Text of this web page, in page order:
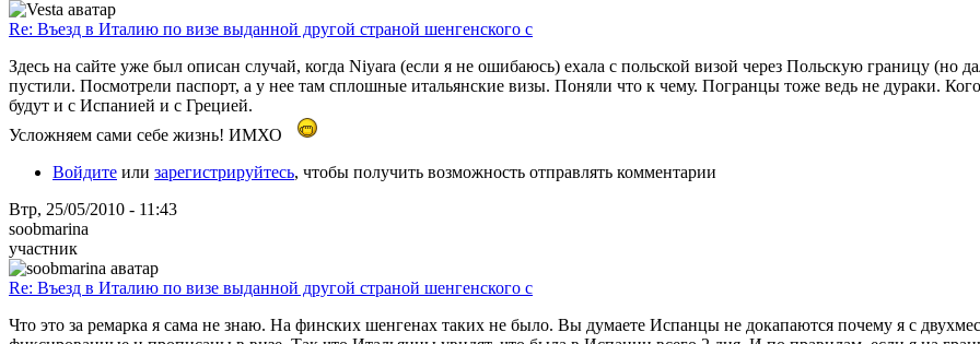
Re: Въезд в Италию по визе выданной другой страной шенгенского с
Здесь на сайте уже был описан случай, когда Niyara (если я не ошибаюсь) ехала с польской визой через Польскую границу (но
пустили. Посмотрели паспорт, а у нее там сплошные итальянские визы. Поняли что к чему. Погранцы тоже ведь не дураки.
будут и с Испанией и с Грецией.
Усложняем сами себе жизнь! ИМХО
Войдите или зарегистрируйтесь, чтобы получить возможность отправлять комментарии
Втр, 25/05/2010 - 11:43
soobmarina
участник
Re: Въезд в Италию по визе выданной другой страной шенгенского с
Что это за ремарка я сама не знаю. На финских шенгенах таких не было. Вы думаете Испанцы не докапаются почему я с